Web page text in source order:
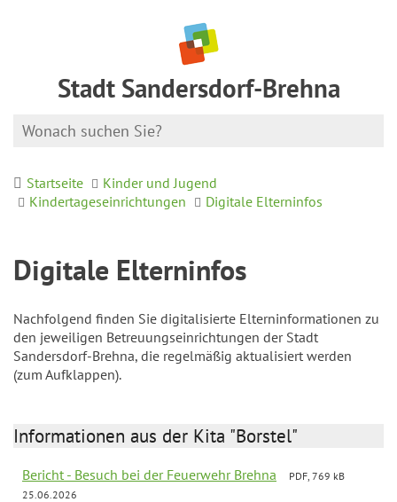
Stadt Sandersdorf-Brehna
Startseite
Kinder und Jugend
Kindertageseinrichtungen
Digitale Elterninfos
Digitale Elterninfos
Nachfolgend finden Sie digitalisierte Elterninformationen zu
den jeweiligen Betreuungseinrichtungen der Stadt
Sandersdorf-Brehna, die regelmäßig aktualisiert werden
(zum Aufklappen).
Informationen aus der Kita "Borstel"
Bericht - Besuch bei der Feuerwehr Brehna
PDF, 769 kB
25.06.2026